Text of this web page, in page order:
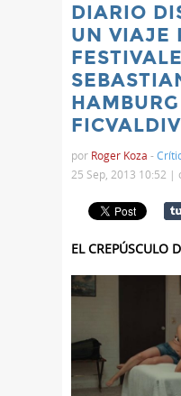
DIARIO
UN VIAJE
por Roger Koza -
25 Sep, 2013 10:52 |
EL CREPÚSCULO